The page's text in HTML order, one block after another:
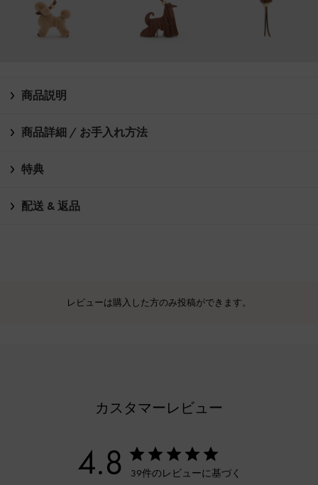
商品説明
商品詳細 / お手入れ方法
特典
配送 & 返品
レビューは購入した方のみ投稿ができます。
カスタマーレビュー
4.8 39件のレビューに基づく